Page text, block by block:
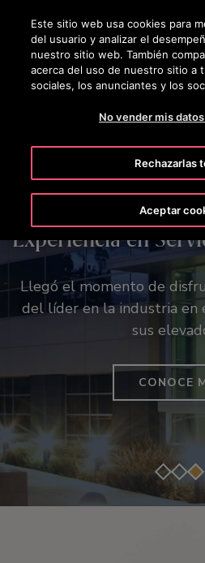
Pulse Intro para saltar al
Convierta su
Nuestra herramienta Otis
funcionalidades en un solo
planos, especificaciones
estéticas con unos
Tu visión,
Reinventamos la
Experiencia en
Llegó el momento de
del líder en la industria en
sus
CONOCE
Este sitio web usa cookies para
del usuario y analizar el
nuestro sitio web. También
acerca del uso de nuestro sitio a
sociales, los anunciantes y los
No vender mis
Rechazarlas
Aceptar